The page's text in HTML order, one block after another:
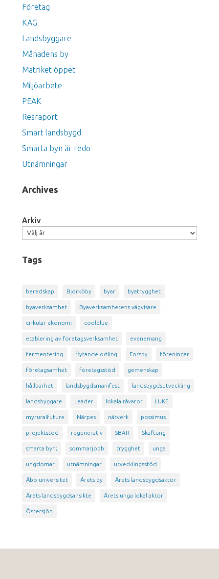
Företag
KAG
Landsbyggare
Månadens by
Matriket öppet
Miljöarbete
PEAK
Resraport
Smart landsbygd
Smarta byn är redo
Utnämningar
Archives
Arkiv
Tags
beredskap Björköby byar byatrygghet
byaverksamhet Byaverksamhetens vägvisare
cirkulär ekonomi coolblue
etablering av företagsverksamhet evenemang
fermentering flytande odling Forsby föreningar
företagsamhet företagsstöd gemenskap
hållbarhet landsbygdsmanifest landsbygdsutveckling
landsbyggare Leader lokala råvaror LUKE
myruralfuture Närpes nätverk possimus
projektstöd regenerativ SBÄR Skaftung
smarta byn; sommarjobb trygghet unga
ungdomar utnämningar utvecklingsstöd
Åbo universitet Årets by Årets landsbygdsaktör
Årets landsbygdsansikte Årets unga lokal aktör
Östersjön